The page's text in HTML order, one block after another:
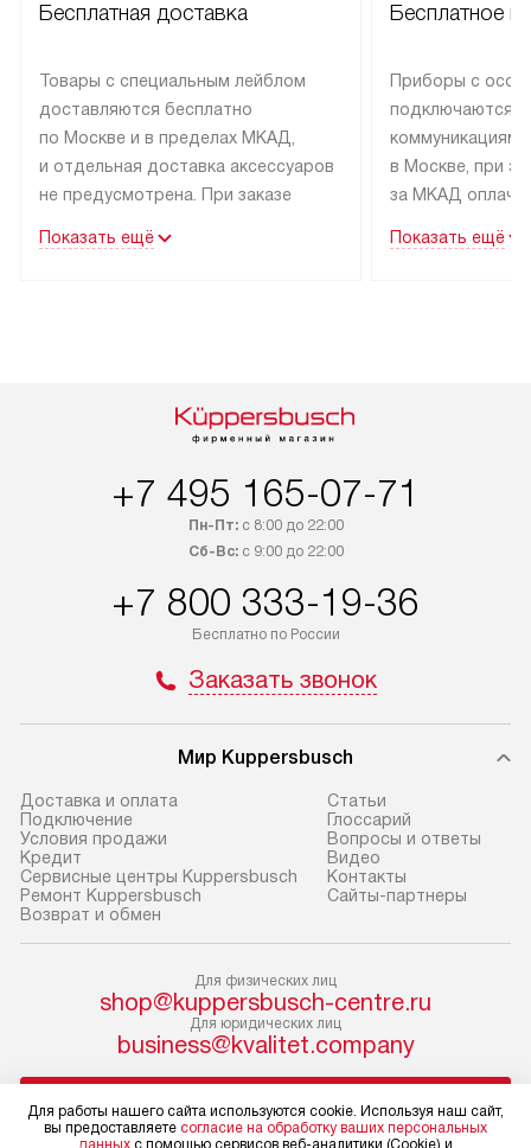
Бесплатная доставка
Товары с специальным лейблом
доставляются бесплатно
по Москве и в пределах МКАД,
и отдельная доставка аксессуаров
не предусмотрена. При заказе
рекомендуем обсудить
интересен товар «Под заказ»,
приобретения с менеджером сайта.
Товары с специальным лейблом
доставляются бесплатно
и отдельная доставка аксессуаров
не предусмотрена.
В оговоренный день служба
доставки доставит упакованный
прибор до двери или прихожей.
Если необходимо переместить
пожалуйста, предварительно
уточните это с менеджером.
За данную услугу взимается
дополнительная плата. Важно
учитывать, что если размеры
через дверной проем, сотрудники
транспортной службы не могут
демонтировать дверцы, ручки или
в гарантийном ремонте в будущем.
Показать ещё
Бесплатное
Приборы с
подключаются к
коммуникациям
в Москве, при
за МКАД
партнера
гарантию 1 год
работы и
и регулярное
обеспечивают
Готовые
от категории,
установленной
к воде, крана и
слива.
соединение
монтаж техники
коммуникациям,
Показать ещё
+7 495 165-07-71
Пн-Пт:с 8:00 до 22:00
Сб-Вс:с 9:00 до 22:00
+7 800 333-19-36
Бесплатно по России
Заказать звонок
Мир Kuppersbusch
Доставка и оплата
Подключение
Условия продажи
Кредит
Сервисные центры Kuppersbusch
Ремонт Kuppersbusch
Возврат и обмен
Cтатьи
Глоссарий
Вопросы и ответы
Видео
Контакты
Сайты-партнеры
Для физических лиц
shop@kuppersbusch-centre.ru
Для юридических лиц
business@kvalitet.company
Для работы нашего сайта используются cookie. Используя наш сайт,
вы предоставляете согласие на обработку ваших персональных
данных с помощью сервисов веб-аналитики (Cookie) и